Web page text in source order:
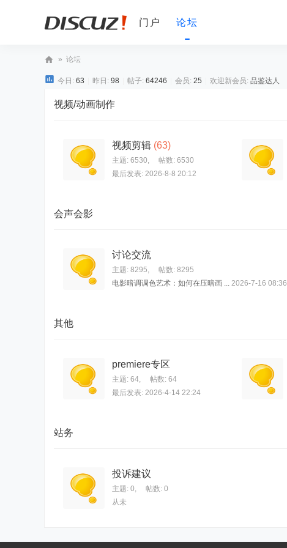
门户 论坛
D
» 论坛
今日: 63 昨日: 98 帖子: 64246 会员: 25 欢迎新会员: 品鉴达人
视频/动画制作
视频剪辑 (63)
主题: 6530,
帖数: 6530
最后发表: 2026-8-8 20:12
会声会影
讨论交流
主题: 8295,
帖数: 8295
电影暗调调色艺术：如何在压暗画 ... 2026-7-16 08:36
其他
premiere专区
主题: 64,
帖数: 64
最后发表: 2026-4-14 22:24
站务
投诉建议
主题: 0,
帖数: 0
从未